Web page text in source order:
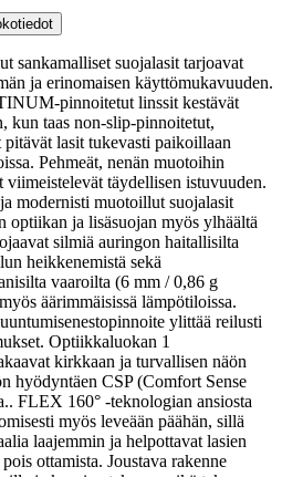
sankamalliset suojalasit tarjoavat
ja erinomaisen käyttömukavuuden.
pinnoitetut linssit kestävät
kun taas non-slip-pinnoitetut,
pitävät lasit tukevasti paikoillaan
Pehmeät, nenän muotoihin
täydellisen istuvuuden.
modernisti muotoillut suojalasit
optiikan ja lisäsuojan myös ylhäältä
silmiä auringon haitallisilta
heikkenemistä sekä
vaaroilta (6 mm / 0,86 g
äärimmäisissä lämpötiloissa.
ylittää reilusti
Optiikkaluokan 1
kirkkaan ja turvallisen näön
hyödyntäen CSP (Comfort Sense
FLEX 160° -teknologian ansiosta
myös leveään päähän, sillä
laajemmin ja helpottavat lasien
ottamista. Joustava rakenne